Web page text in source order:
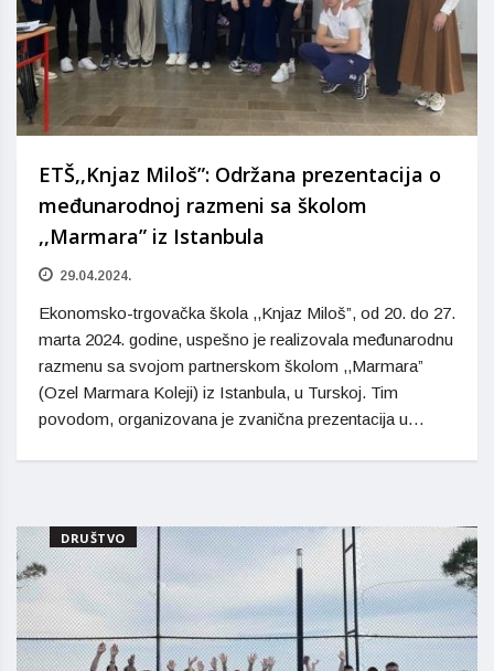
ETŠ,,Knjaz Miloš”: Održana prezentacija o
međunarodnoj razmeni sa školom
,,Marmara” iz Istanbula
29.04.2024.
Ekonomsko-trgovačka škola ,,Knjaz Miloš”, od 20. do 27.
marta 2024. godine, uspešno je realizovala međunarodnu
razmenu sa svojom partnerskom školom ,,Marmara”
(Ozel Marmara Koleji) iz Istanbula, u Turskoj. Tim
povodom, organizovana je zvanična prezentacija u…
DRUŠTVO